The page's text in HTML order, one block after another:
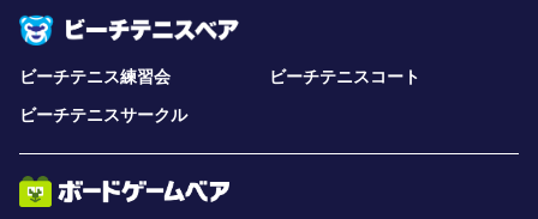
ビーチテニス練習会
ビーチテニスコート
ビーチテニスサークル